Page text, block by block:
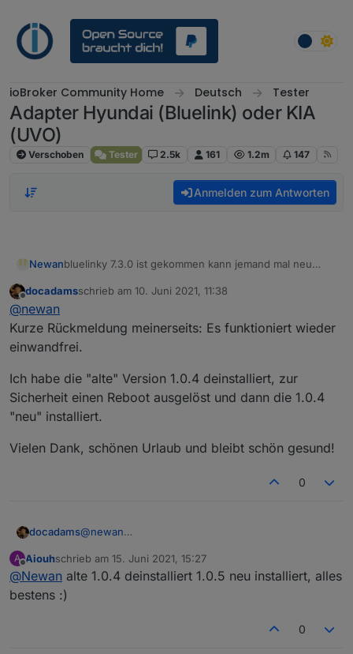
ioBroker Community Home Deutsch Tester
Adapter Hyundai (Bluelink) oder KIA
(UVO)
Verschoben Tester 2.5k 161 1.2m 147
Anmelden zum Antworten
Newanbluelinky 7.3.0 ist gekommen kann jemand mal neu
docadamsschrieb am 10. Juni 2021, 11:38
zuletzt editiert von
@newan
Kurze Rückmeldung meinerseits: Es funktioniert wieder
einwandfrei.
Ich habe die "alte" Version 1.0.4 deinstalliert, zur
Sicherheit einen Reboot ausgelöst und dann die 1.0.4
"neu" installiert.
Vielen Dank, schönen Urlaub und bleibt schön gesund!
0
docadams@newan
wieder einwandfrei.
Ich habe die "alte" Version 1.0.4 deinstalliert, zur
Sicherheit einen Reboot ausgelöst und dann die
A
Offline
Aiouhschrieb am 15. Juni 2021, 15:27
zuletzt editiert von
@Newan alte 1.0.4 deinstalliert 1.0.5 neu installiert, alles
bestens :)
0